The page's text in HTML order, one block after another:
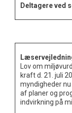
Deltagere ved
Lov om
kraft d. 21. juli
myndigheder
af planer og
indvirkning på